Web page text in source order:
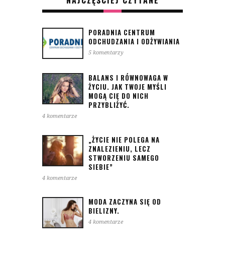
PORADNIA CENTRUM
ODCHUDZANIA I ODŻYWIANIA
5 komentarzy
BALANS I RÓWNOWAGA W
ŻYCIU. JAK TWOJE MYŚLI
MOGĄ CIĘ DO NICH
PRZYBLIŻYĆ.
4 komentarze
„ŻYCIE NIE POLEGA NA
ZNALEZIENIU, LECZ
STWORZENIU SAMEGO
SIEBIE”
4 komentarze
MODA ZACZYNA SIĘ OD
BIELIZNY.
4 komentarze